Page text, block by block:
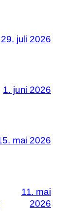
29. juli 2026
1. juni 2026
mai 2026
11. mai
2026